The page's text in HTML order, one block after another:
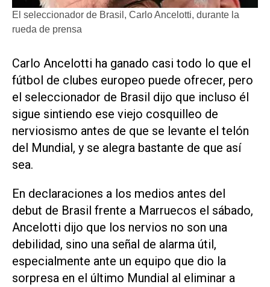
El seleccionador de Brasil, Carlo Ancelotti, durante la
rueda de prensa
Carlo Ancelotti ha ganado casi todo lo que el
fútbol de clubes europeo puede ofrecer, pero
‌el seleccionador de Brasil ‌dijo que incluso él
sigue sintiendo ese viejo cosquilleo de
nerviosismo antes de que se levante el telón
del Mundial, y se alegra bastante de que así
sea.
En declaraciones a los medios antes del
debut de Brasil frente a Marruecos el sábado,
Ancelotti dijo que los nervios no son una
debilidad, sino una señal ​de alarma útil,
especialmente ⁠ante un equipo que dio la
sorpresa en el ‌último Mundial al eliminar a